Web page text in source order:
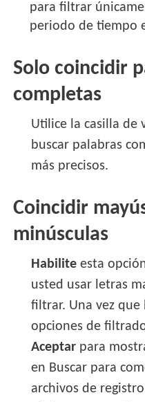
para filtrar
periodo de tiempo
Solo coincidir
completas
Utilice la casilla de
buscar palabras
más precisos.
Coincidir
minúsculas
Habilite esta
usted usar letras
filtrar. Una vez que
opciones de
Aceptar para
en Buscar para
archivos de